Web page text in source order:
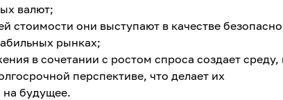
валют;
стоимости они выступают в качестве
рынках;
в сочетании с ростом спроса создает среду,
перспективе, что делает их
на будущее.